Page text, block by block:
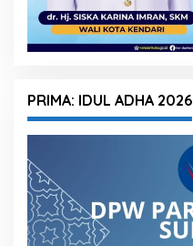
PRIMA: IDUL ADHA 2026